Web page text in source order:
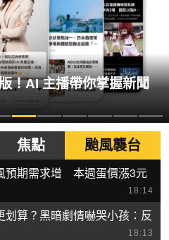
！AI 主播帶你掌握新聞
焦點 颱風襲台
預期需求增 本週蛋價漲3元
18:14
划算？黑暗劇情嚇哭小孩：反
18:13